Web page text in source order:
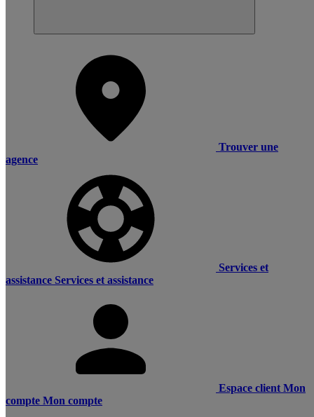
Trouver une
agence
Services et
assistance Services et assistance
Espace client Mon
compte Mon compte